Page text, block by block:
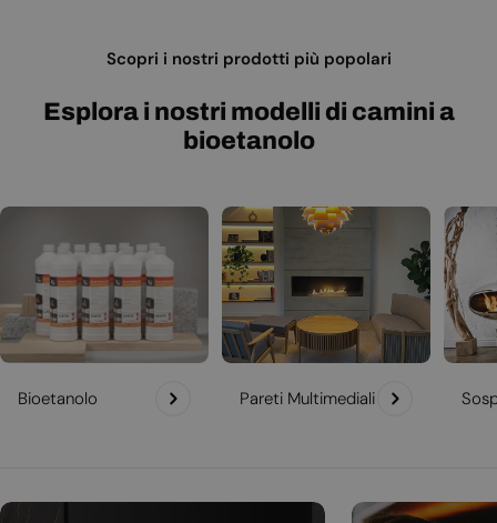
Scopri i nostri prodotti più popolari
Esplora i nostri modelli di camini a
bioetanolo
Bioetanolo Pareti Multimediali